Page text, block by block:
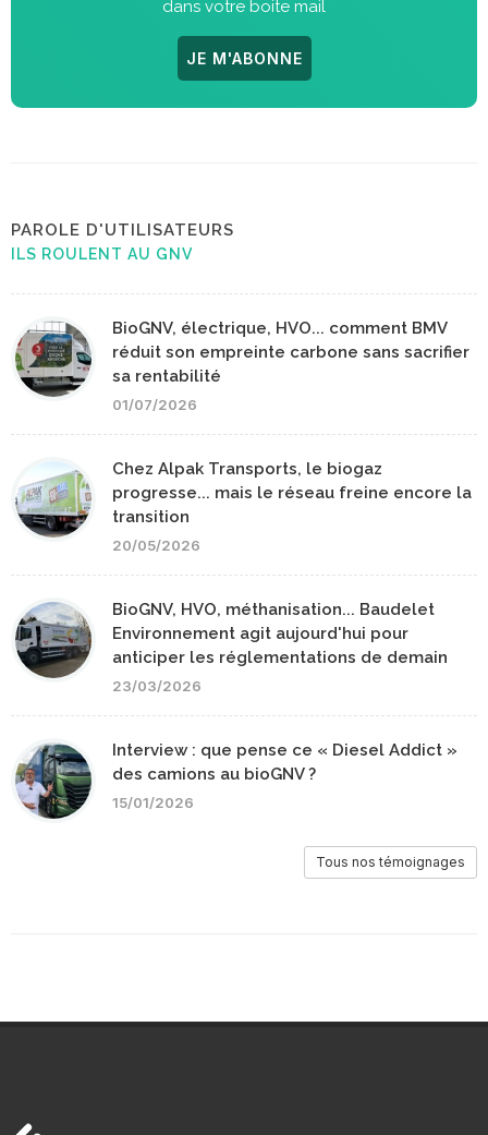
dans votre boite mail
JE M'ABONNE
PAROLE D'UTILISATEURS
ILS ROULENT AU GNV
BioGNV, électrique, HVO... comment BMV
réduit son empreinte carbone sans sacrifier
sa rentabilité
01/07/2026
Chez Alpak Transports, le biogaz
progresse... mais le réseau freine encore la
transition
20/05/2026
BioGNV, HVO, méthanisation... Baudelet
Environnement agit aujourd'hui pour
anticiper les réglementations de demain
23/03/2026
Interview : que pense ce « Diesel Addict »
des camions au bioGNV ?
15/01/2026
Tous nos témoignages